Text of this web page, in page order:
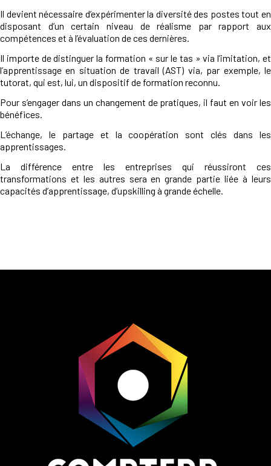
Il devient nécessaire d’expérimenter la diversité des postes tout en
disposant d’un certain niveau de réalisme par rapport aux
compétences et à l’évaluation de ces dernières.
Il importe de distinguer la formation « sur le tas » via l’imitation, et
l’apprentissage en situation de travail (AST) via, par exemple, le
tutorat, qui est, lui, un dispositif de formation reconnu.
Pour s’engager dans un changement de pratiques, il faut en voir les
bénéfices.
L’échange, le partage et la coopération sont clés dans les
apprentissages.
La différence entre les entreprises qui réussiront ces
transformations et les autres sera en grande partie liée à leurs
capacités d’apprentissage, d’upskilling à grande échelle.